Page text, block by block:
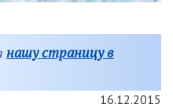
нашу страницу в
16.12.2015